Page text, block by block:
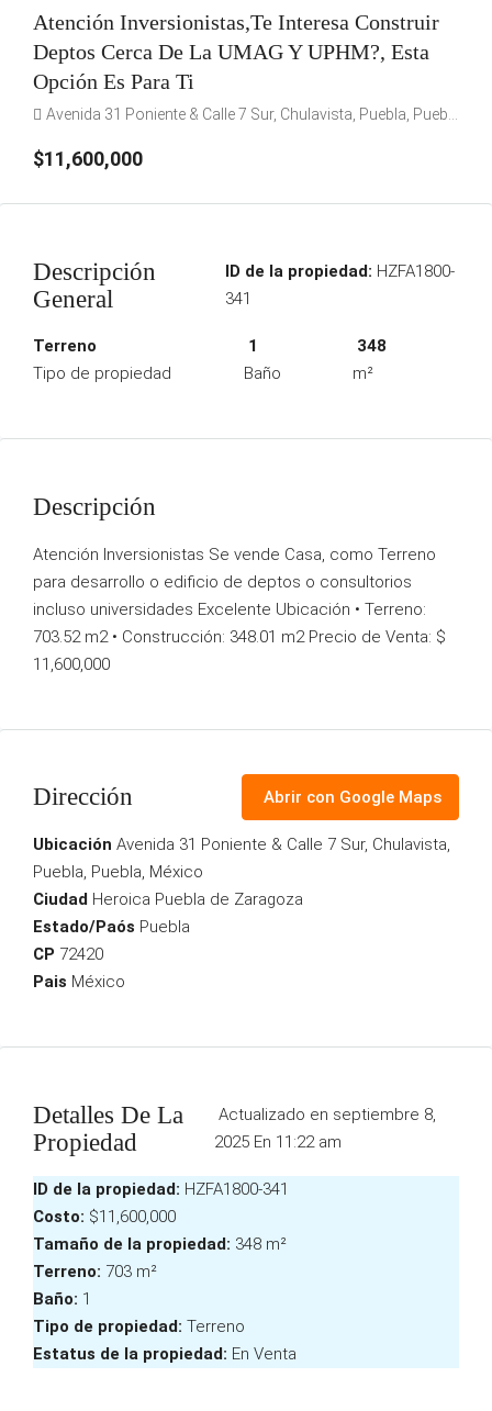
Atención Inversionistas,Te Interesa Construir
Deptos Cerca De La UMAG Y UPHM?, Esta
Opción Es Para Ti
Avenida 31 Poniente & Calle 7 Sur, Chulavista, Puebla, Puebla, México
$11,600,000
Descripción
General
ID de la propiedad: HZFA1800-
341
Terreno
Tipo de propiedad
1
Baño
348
m²
Descripción
Atención Inversionistas Se vende Casa, como Terreno
para desarrollo o edificio de deptos o consultorios
incluso universidades Excelente Ubicación • Terreno:
703.52 m2 • Construcción: 348.01 m2 Precio de Venta: $
11,600,000
Dirección Abrir con Google Maps
Ubicación Avenida 31 Poniente & Calle 7 Sur, Chulavista,
Puebla, Puebla, México
Ciudad Heroica Puebla de Zaragoza
Estado/Paós Puebla
CP 72420
Pais México
Detalles De La
Propiedad
Actualizado en septiembre 8,
2025 En 11:22 am
ID de la propiedad: HZFA1800-341
Costo: $11,600,000
Tamaño de la propiedad: 348 m²
Terreno: 703 m²
Baño: 1
Tipo de propiedad: Terreno
Estatus de la propiedad: En Venta